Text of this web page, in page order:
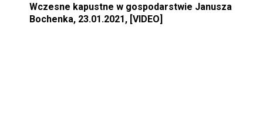
Wczesne kapustne w gospodarstwie Janusza
Bochenka, 23.01.2021, [VIDEO]